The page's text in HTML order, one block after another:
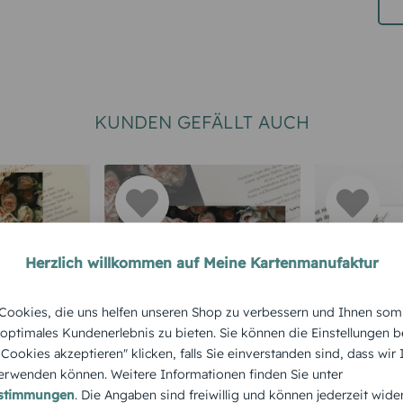
KUNDEN GEFÄLLT AUCH
hoch
DANKSAGUNG TRAUER
Trauerdanksagung
Trauer Rosen quer
Tree quer
Herzlich willkommen auf Meine Kartenmanufaktur
die uns helfen unseren Shop zu verbessern und Ihnen
Kundenerlebnis zu bieten. Sie können die Einstellungen
akzeptieren" klicken, falls Sie einverstanden sind, dass
können. Weitere Informationen finden Sie unter
. Die Angaben sind freiwillig und können jederzeit